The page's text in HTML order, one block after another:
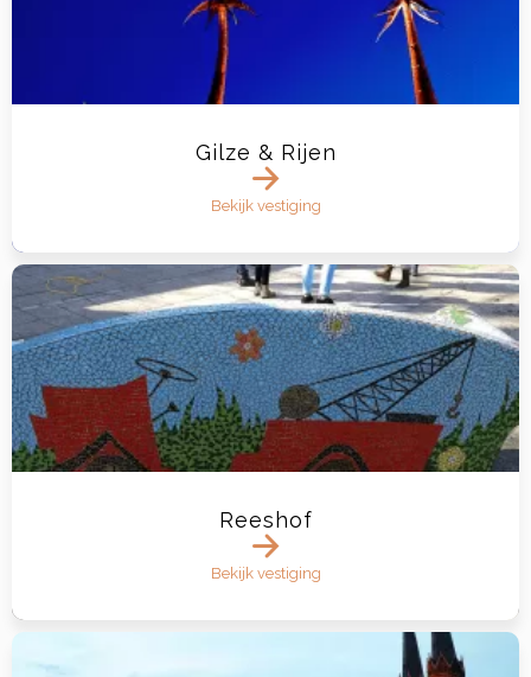
Gilze & Rijen
Bekijk vestiging
Reeshof
Bekijk vestiging